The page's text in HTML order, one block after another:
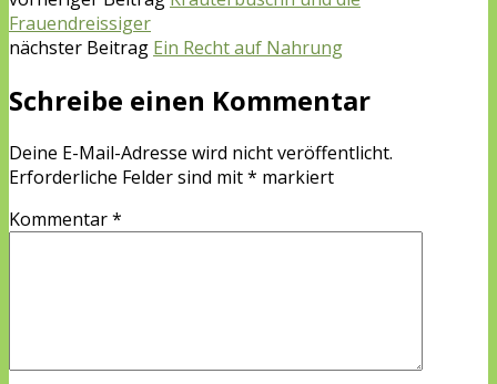
Frauendreissiger
nächster Beitrag Ein Recht auf Nahrung
Schreibe einen Kommentar
Deine E-Mail-Adresse wird nicht veröffentlicht.
Erforderliche Felder sind mit* markiert
Kommentar*